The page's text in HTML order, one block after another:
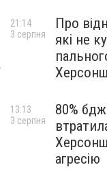
Про
які не
21:14
3 серпня
80%
агресію
13:13
3 серпня